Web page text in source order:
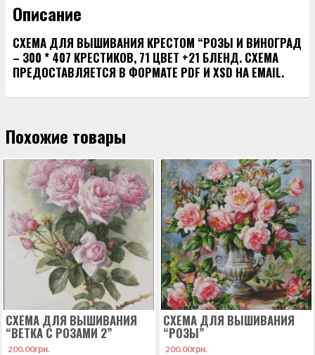
Описание
СХЕМА ДЛЯ ВЫШИВАНИЯ КРЕСТОМ “РОЗЫ И ВИНОГРАД
– 300 * 407 КРЕСТИКОВ, 71 ЦВЕТ +21 БЛЕНД. СХЕМА
ПРЕДОСТАВЛЯЕТСЯ В ФОРМАТЕ PDF И XSD НА EMAIL.
Похожие товары
СХЕМА ДЛЯ ВЫШИВАНИЯ
“ВЕТКА С РОЗАМИ 2”
200.00грн.
СХЕМА ДЛЯ ВЫШИВАНИЯ
“РОЗЫ”
200.00грн.